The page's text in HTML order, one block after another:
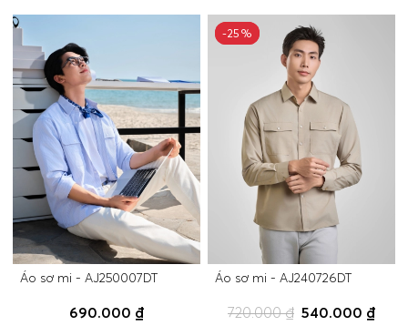
Áo sơ mi - AJ250007DT
690.000 ₫
Áo sơ mi - AJ240726DT
540.000 ₫
-25%
-25%
720.000 ₫